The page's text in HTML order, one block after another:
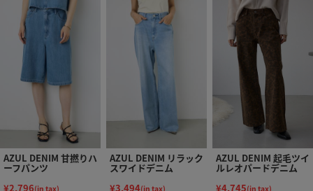
AZUL DENIM 甘撚りハ
ーフパンツ
¥2,796(in tax)
AZUL DENIM リラック
スワイドデニム
¥3,494(in tax)
AZUL DENIM 起毛ツイ
ルレオパードデニム
¥4,745(in tax)